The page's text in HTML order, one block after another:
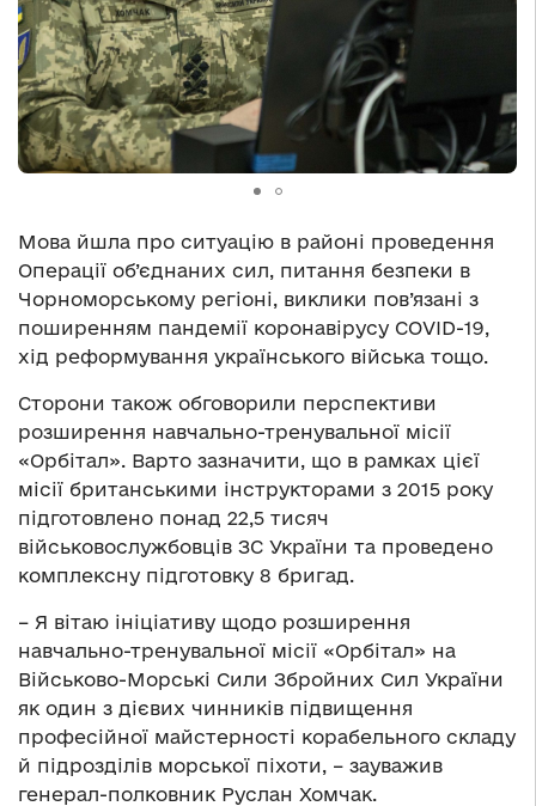
Мова йшла про ситуацію в районі проведення
Операції об’єднаних сил, питання безпеки в
Чорноморському регіоні, виклики пов’язані з
поширенням пандемії коронавірусу COVID-19,
хід реформування українського війська тощо.
Сторони також обговорили перспективи
розширення навчально-тренувальної місії
«Орбітал». Варто зазначити, що в рамках цієї
місії британськими інструкторами з 2015 року
підготовлено понад 22,5 тисяч
військовослужбовців ЗС України та проведено
комплексну підготовку 8 бригад.
– Я вітаю ініціативу щодо розширення
навчально-тренувальної місії «Орбітал» на
Військово-Морські Сили Збройних Сил України
як один з дієвих чинників підвищення
професійної майстерності корабельного складу
й підрозділів морської піхоти, – зауважив
генерал-полковник Руслан Хомчак.